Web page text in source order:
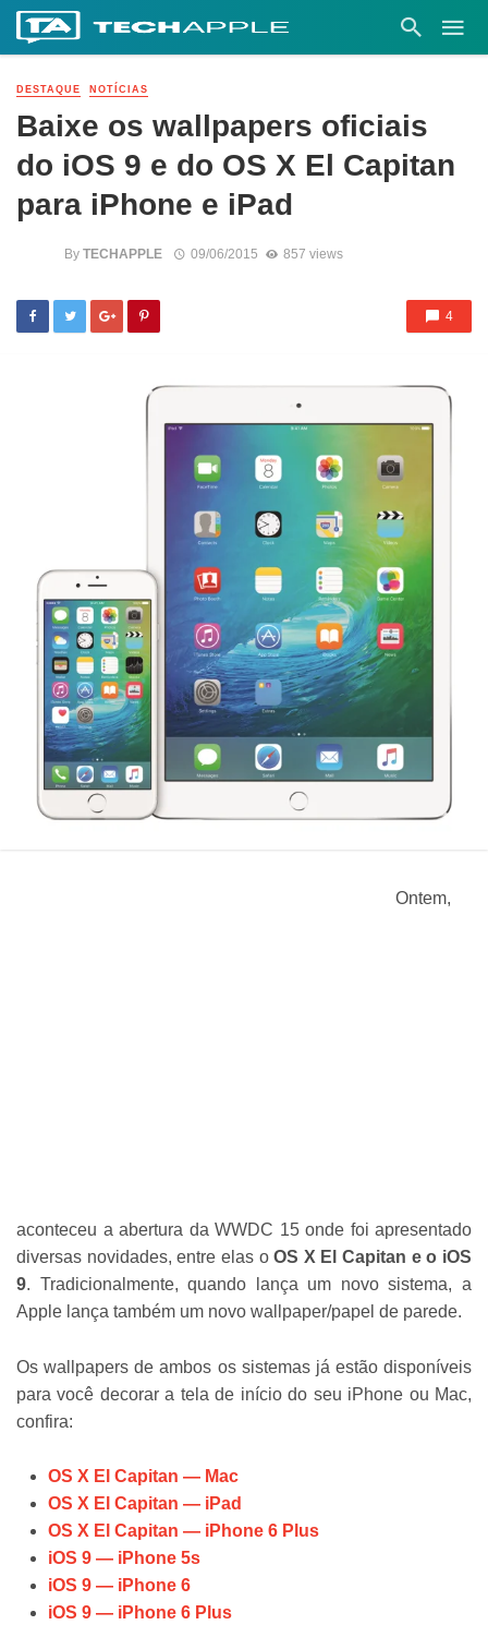
DESTAQUE NOTÍCIAS
Baixe os wallpapers oficiais
do iOS 9 e do OS X El Capitan
para iPhone e iPad
By TECHAPPLE 09/06/2015 857 views
4
Ontem,
aconteceu a abertura da WWDC 15 onde foi apresentado
diversas novidades, entre elas oOS X El Capitan e o iOS
9. Tradicionalmente, quando lança um novo sistema, a
Apple lança também um novo wallpaper/papel de parede.
Os wallpapers de ambos os sistemas já estão disponíveis
para você decorar a tela de início do seu iPhone ou Mac,
confira:
OS X El Capitan — Mac
OS X El Capitan — iPad
OS X El Capitan — iPhone 6 Plus
iOS 9 — iPhone 5s
iOS 9 — iPhone 6
iOS 9 — iPhone 6 Plus